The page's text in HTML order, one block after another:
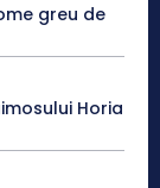
greu de
Horia